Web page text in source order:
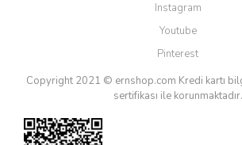
Instagram
Youtube
Pinterest
Copyright 2021 © ernshop.com Kredi kartı
sertifikası ile korunmaktadır.